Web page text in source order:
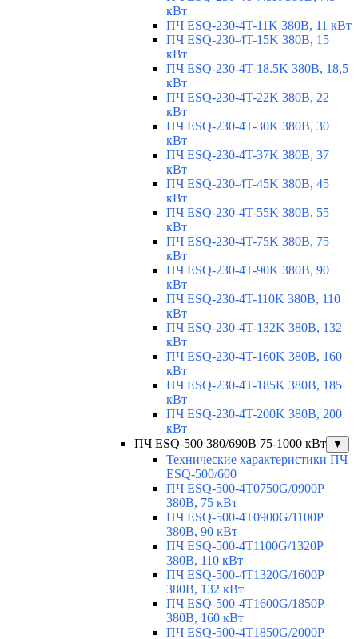
кВт
ПЧ ESQ-230-4T-11K 380В, 11 кВт
ПЧ ESQ-230-4T-15K 380В, 15
кВт
ПЧ ESQ-230-4T-18.5K 380В, 18,5
кВт
ПЧ ESQ-230-4T-22K 380В, 22
кВт
ПЧ ESQ-230-4T-30K 380В, 30
кВт
ПЧ ESQ-230-4T-37K 380В, 37
кВт
ПЧ ESQ-230-4T-45K 380В, 45
кВт
ПЧ ESQ-230-4T-55K 380В, 55
кВт
ПЧ ESQ-230-4T-75K 380В, 75
кВт
ПЧ ESQ-230-4T-90K 380В, 90
кВт
ПЧ ESQ-230-4T-110K 380В, 110
кВт
ПЧ ESQ-230-4T-132K 380В, 132
кВт
ПЧ ESQ-230-4T-160K 380В, 160
кВт
ПЧ ESQ-230-4T-185K 380В, 185
кВт
ПЧ ESQ-230-4T-200K 380В, 200
кВт
ПЧ ESQ-500 380/690В 75-1000 кВт
▼
Технические характеристики ПЧ
ESQ-500/600
ПЧ ESQ-500-4T0750G/0900P
380В, 75 кВт
ПЧ ESQ-500-4T0900G/1100P
380В, 90 кВт
ПЧ ESQ-500-4T1100G/1320P
380В, 110 кВт
ПЧ ESQ-500-4T1320G/1600P
380В, 132 кВт
ПЧ ESQ-500-4T1600G/1850P
380В, 160 кВт
ПЧ ESQ-500-4T1850G/2000P